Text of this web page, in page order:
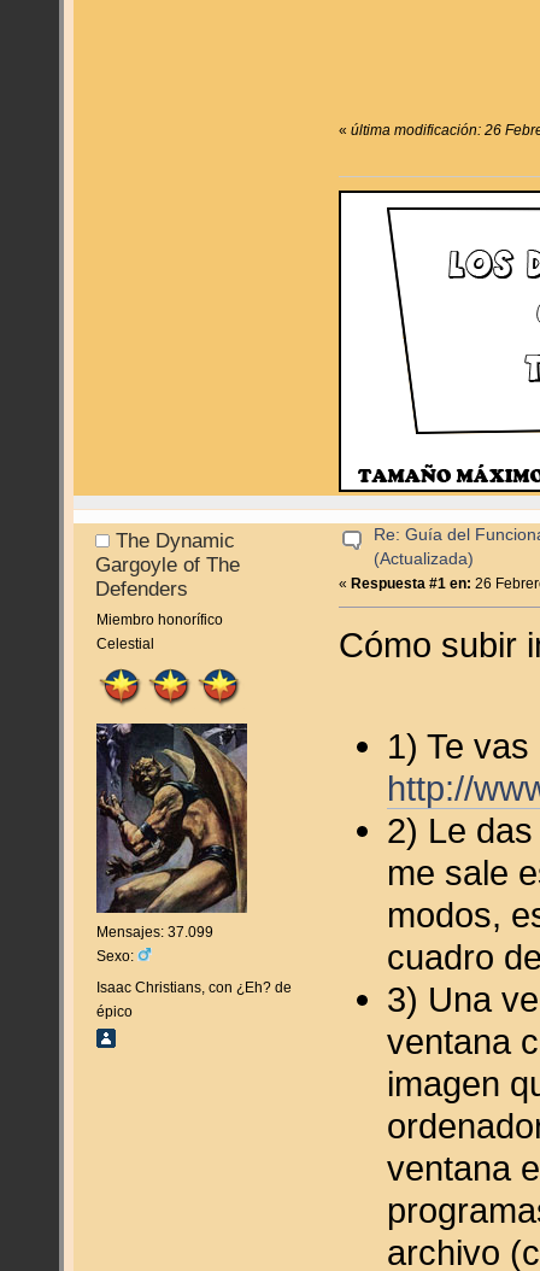
«última modificación: 26
The Dynamic
Gargoyle of The
Defenders
Miembro honorífico
Celestial
Mensajes: 37.099
Sexo:
Isaac Christians, con ¿Eh? de
épico
Re: Guía del
(Actualizada)
« Respuesta #1 en: 26
Cómo subir
1) Te
http://
2) Le
me sale
modos,
cuadro
3) Una
ventana
imagen
ventana
archivo